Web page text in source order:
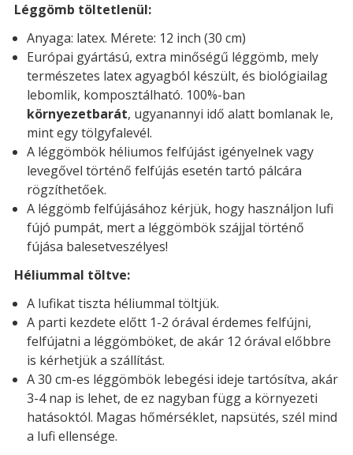
Léggömb töltetlenül:
Anyaga: latex. Mérete: 12 inch (30 cm)
Európai gyártású, extra minőségű léggömb, mely
természetes latex agyagból készült, és biológiailag
lebomlik, komposztálható. 100%-ban
környezetbarát, ugyanannyi idő alatt bomlanak le,
mint egy tölgyfalevél.
A léggömbök héliumos felfújást igényelnek vagy
levegővel történő felfújás esetén tartó pálcára
rögzíthetőek.
A léggömb felfújásához kérjük, hogy használjon lufi
fújó pumpát, mert a léggömbök szájjal történő
fújása balesetveszélyes!
Héliummal töltve:
A lufikat tiszta héliummal töltjük.
A parti kezdete előtt 1-2 órával érdemes felfújni,
felfújatni a léggömböket, de akár 12 órával előbbre
is kérhetjük a szállítást.
A 30 cm-es léggömbök lebegési ideje tartósítva, akár
3-4 nap is lehet, de ez nagyban függ a környezeti
hatásoktól. Magas hőmérséklet, napsütés, szél mind
a lufi ellensége.